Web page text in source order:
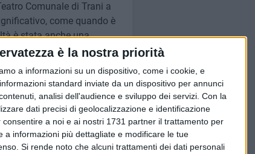
è la nostra priorità
a informazioni su un dispositivo, come i cookie, e
standard inviate da un dispositivo per annunci
analisi dell'audience e sviluppo dei servizi. Con la
dati precisi di geolocalizzazione e identificazione
a noi e ai nostri 1731 partner il trattamento per
informazioni più dettagliate e modificare le tue
Si rende noto che alcuni trattamenti dei dati personali
Comunale di Trani a
come quando è
è stata anche una
più urgente della città
musica (tra cui Didone
del diritto,